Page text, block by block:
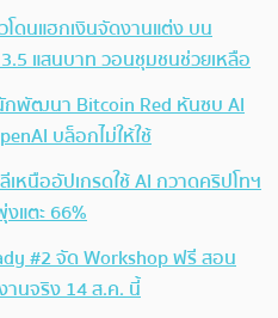
ดนแฮกเงินจัดงานแต่ง บน
แสนบาท วอนชุมชนช่วยเหลือ
กพัฒนา Bitcoin Red หันซบ AI
บล็อกไม่ให้ใช้
เหนืออัปเกรดใช้ AI กวาดคริปโทฯ
แตะ 66%
#2 จัด Workshop ฟรี สอน
านจริง 14 ส.ค. นี้